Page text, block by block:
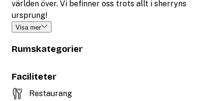
världen över. Vi befinner oss trots allt i sherryns
ursprung!
Visa mer
Rumskategorier
Faciliteter
Restaurang